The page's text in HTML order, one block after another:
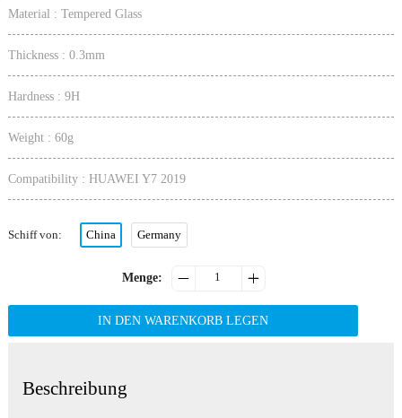
Material : Tempered Glass
Thickness : 0.3mm
Hardness : 9H
Weight : 60g
Compatibility : HUAWEI Y7 2019
Schiff von: China Germany
Menge:  
IN DEN WARENKORB LEGEN
Beschreibung